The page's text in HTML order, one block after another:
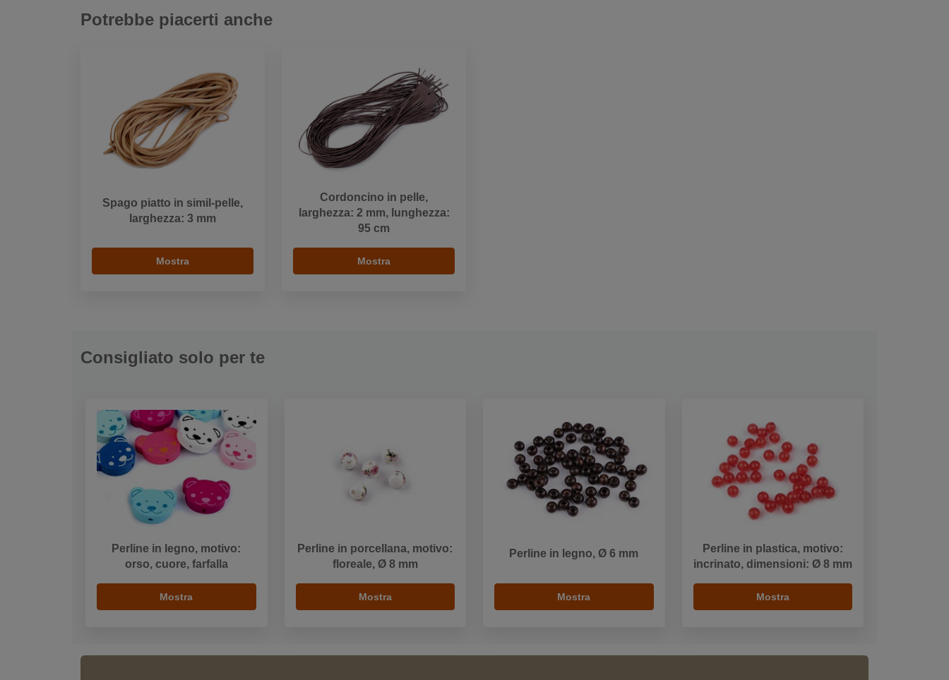
Potrebbe piacerti anche
Spago piatto in simil-pelle,
larghezza: 3 mm
Mostra
Cordoncino in pelle,
larghezza: 2 mm, lunghezza:
95 cm
Mostra
Consigliato solo per te
Perline in legno, motivo:
orso, cuore, farfalla
Mostra
Perline in porcellana, motivo:
floreale, Ø 8 mm
Mostra
Perline in legno, Ø 6 mm
Mostra
Perline in plastica, motivo:
incrinato, dimensioni: Ø 8 mm
Mostra